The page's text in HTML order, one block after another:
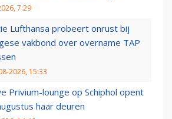
7:29
Lufthansa probeert onrust bij
vakbond over overname TAP
2026, 15:33
Privium-lounge op Schiphol opent
haar deuren